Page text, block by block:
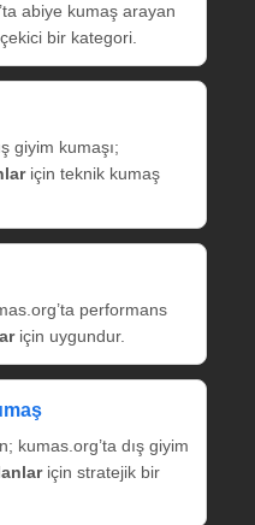
abiye kumaş arayan
bir kategori.
giyim kumaşı;
için teknik kumaş
performans
için uygundur.
kumas.org’ta dış giyim
için stratejik bir